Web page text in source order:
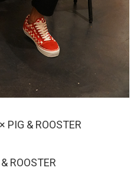
PIG & ROOSTER
ROOSTER